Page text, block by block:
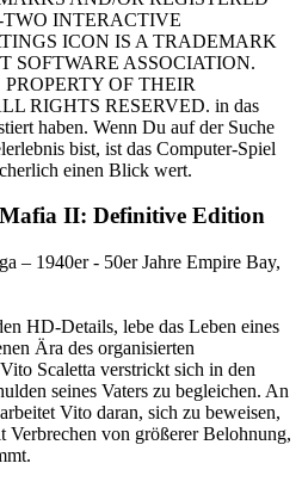
INTERACTIVE
ICON IS A TRADEMARK
SOFTWARE ASSOCIATION.
OF THEIR
RIGHTS RESERVED. in das
haben. Wenn Du auf der Suche
bist, ist das Computer-Spiel
einen Blick wert.
Mafia II: Definitive Edition
– 1940er - 50er Jahre Empire Bay,
HD-Details, lebe das Leben eines
Ära des organisierten
Scaletta verstrickt sich in den
seines Vaters zu begleichen. An
Vito daran, sich zu beweisen,
Verbrechen von größerer Belohnung,